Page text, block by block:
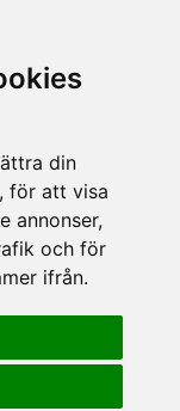
din
för att visa
annonser,
och för
ifrån.